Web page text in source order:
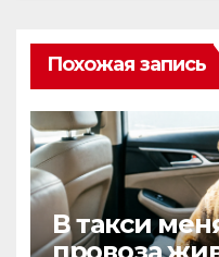
Похожая запись
В такси